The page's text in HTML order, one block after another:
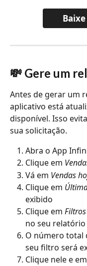
💸 Gere um
Antes de gerar um
aplicativo está
disponível. Isso
sua solicitação.
Abra o App
Clique em
Vá em Vendas
Clique em
exibido
Clique em Filtros
no seu relatório
O número total
seu filtro será
Clique nele e em